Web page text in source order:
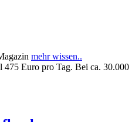
mehr wissen..
Euro pro Tag. Bei ca.